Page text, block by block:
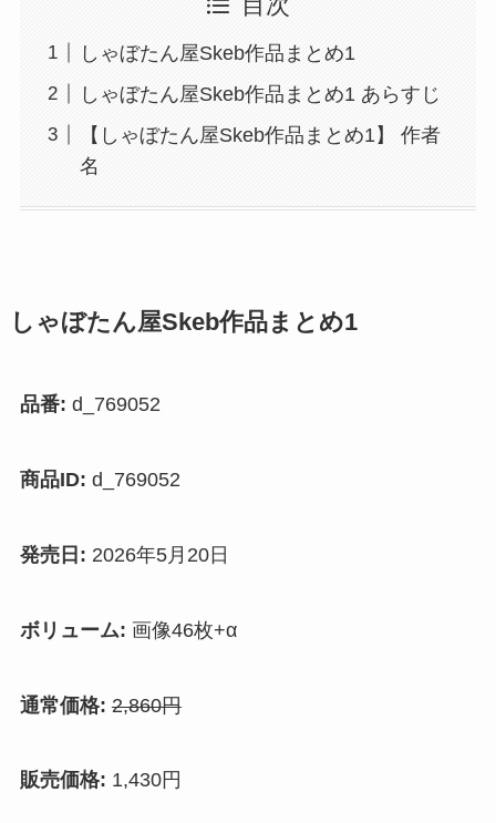
目次
しゃぼたん屋Skeb作品まとめ1
しゃぼたん屋Skeb作品まとめ1 あらすじ
【しゃぼたん屋Skeb作品まとめ1】 作者
名
しゃぼたん屋Skeb作品まとめ1
品番: d_769052
商品ID: d_769052
発売日: 2026年5月20日
ボリューム: 画像46枚+α
通常価格: 2,860円
販売価格: 1,430円